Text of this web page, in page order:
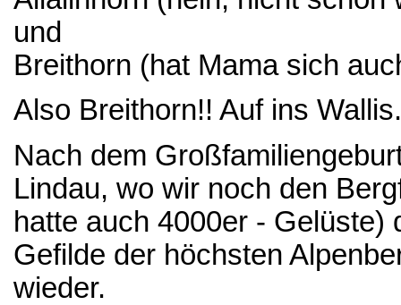
und
Breithorn (hat Mama sich
Also Breithorn!! Auf ins Wallis.
Nach dem
Lindau, wo wir noch den
hatte auch 4000er - Gelüste)
Gefilde der höchsten
wieder.